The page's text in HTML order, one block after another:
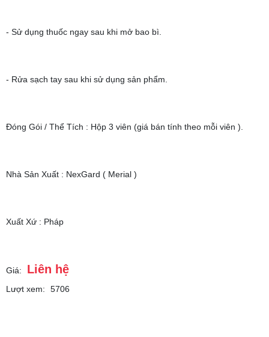
- Sử dụng thuốc ngay sau khi mở bao bì.
- Rửa sạch tay sau khi sử dụng sản phẩm.
Đóng Gói / Thể Tích : Hộp 3 viên (giá bán tính theo mỗi viên ).
Nhà Sản Xuất : NexGard ( Merial )
Xuất Xứ : Pháp
Giá: Liên hệ
Lượt xem: 5706